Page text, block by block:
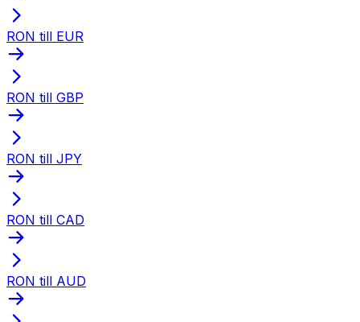
RON till EUR
RON till GBP
RON till JPY
RON till CAD
RON till AUD